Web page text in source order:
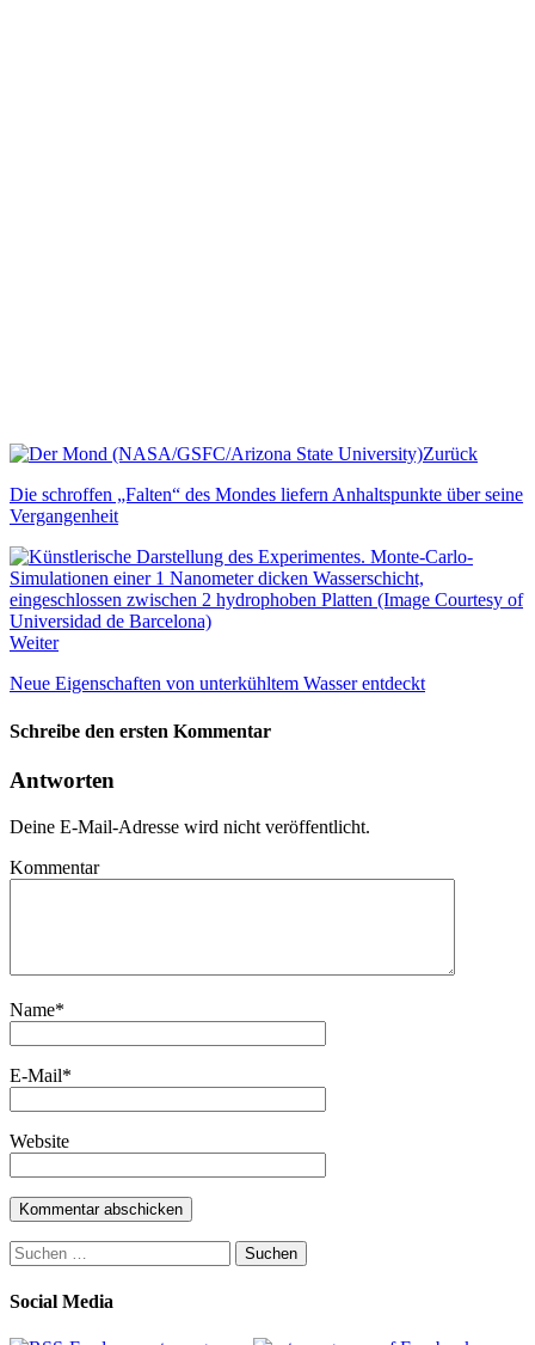
Zurück
Die schroffen „Falten“ des Mondes liefern Anhaltspunkte über seine
Vergangenheit
Weiter
Neue Eigenschaften von unterkühltem Wasser entdeckt
Schreibe den ersten Kommentar
Antworten
Deine E-Mail-Adresse wird nicht veröffentlicht.
Kommentar
Name*
E-Mail*
Website
Suchen
nach:
Social Media